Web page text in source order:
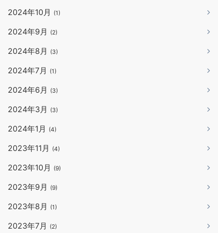
2024年10月 (1)
2024年9月 (2)
2024年8月 (3)
2024年7月 (1)
2024年6月 (3)
2024年3月 (3)
2024年1月 (4)
2023年11月 (4)
2023年10月 (9)
2023年9月 (9)
2023年8月 (1)
2023年7月 (2)